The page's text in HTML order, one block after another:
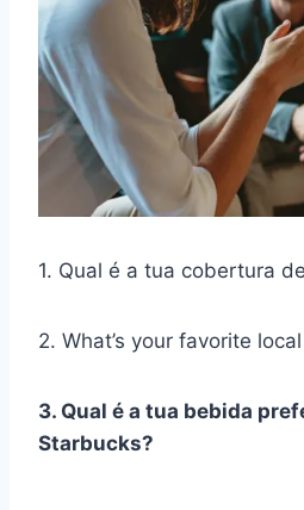
1. Qual é a tua cobertura
2. What’s your favorite
3. Qual é a tua bebida
Starbucks?